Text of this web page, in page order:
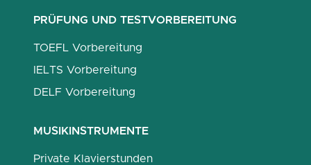
PRÜFUNG UND TESTVORBEREITUNG
TOEFL Vorbereitung
IELTS Vorbereitung
DELF Vorbereitung
MUSIKINSTRUMENTE
Private Klavierstunden